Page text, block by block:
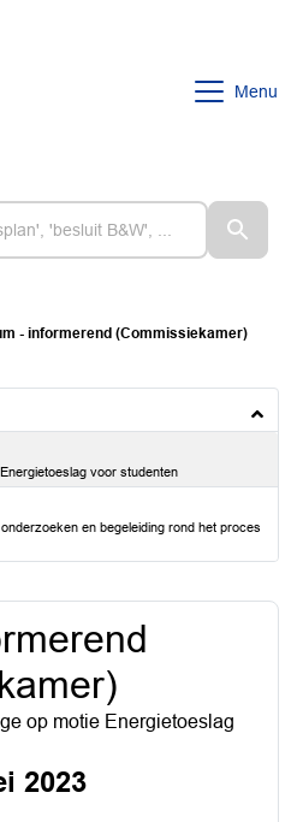
Menu
- informerend (Commissiekamer)
voor studenten
en begeleiding rond het proces
op motie Energietoeslag
2023